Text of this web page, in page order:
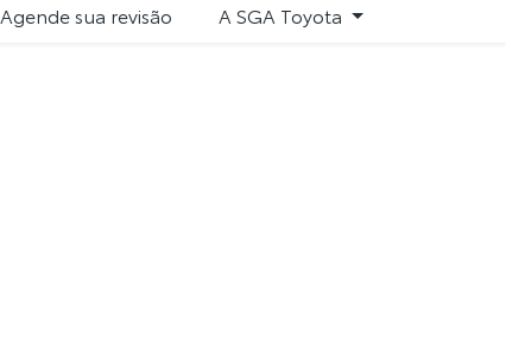
Agende sua revisão A SGA Toyota